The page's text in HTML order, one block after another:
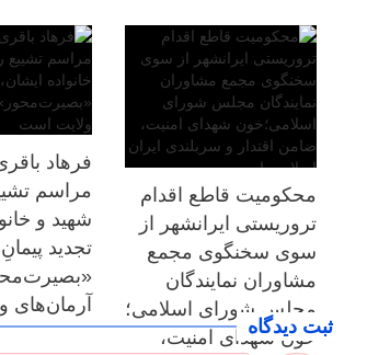
محکومیت قاطع اقدام
تروریستی ایرانشهر از
سوی سخنگوی مجمع
مشاوران نمایندگان
مجلس شورای اسلامی؛
خون شهدای امنیت،
فرهاد
مراسم
شهید و
تجدید پیمانِ
آرمان‌های
ثبت دیدگاه